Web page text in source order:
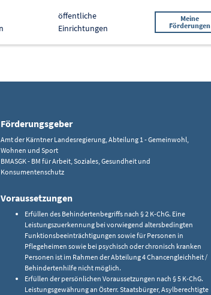
öffentliche
Einrichtungen
Meine
Förderungen
Förderungsgeber
Amt der Kärntner Landesregierung, Abteilung 1 - Gemeinwohl,
Wohnen und Sport
BMASGK - BM für Arbeit, Soziales, Gesundheit und
Konsumentenschutz
Voraussetzungen
Erfüllen des Behindertenbegriffs nach § 2 K-ChG. Eine
Leistungszuerkennung bei vorwiegend altersbedingten
Funktionsbeeinträchtigungen sowie für Personen in
Pflegeheimen sowie bei psychisch oder chronisch kranken
Personen ist im Rahmen der Abteilung 4 Chancengleichheit /
Behindertenhilfe nicht möglich.
Erfüllen der persönlichen Voraussetzungen nach § 5 K-ChG.
Leistungsgewährung an Österr. Staatsbürger, Asylberechtigte